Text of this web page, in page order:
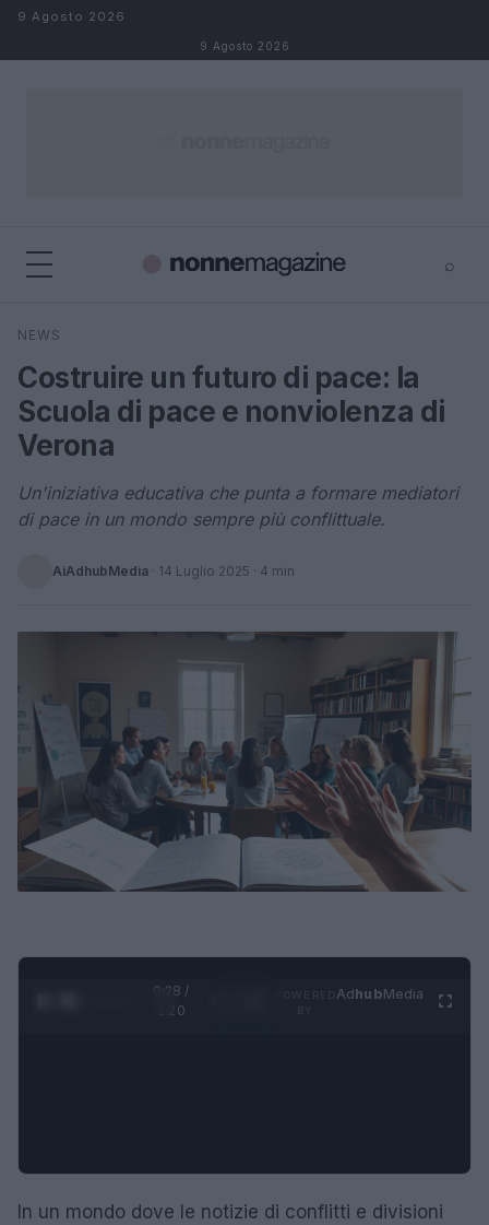
Salta al contenuto
9 Agosto 2026
9 Agosto 2026
⌕
Cerca
NEWS
Costruire un futuro di pace: la
Scuola di pace e nonviolenza di
Verona
Un'iniziativa educativa che punta a formare mediatori
di pace in un mondo sempre più conflittuale.
AiAdhubMedia · 14 Luglio 2025 · 4 min
0:29 /
1:20
AdhubMedia
In un mondo dove le notizie di conflitti e divisioni